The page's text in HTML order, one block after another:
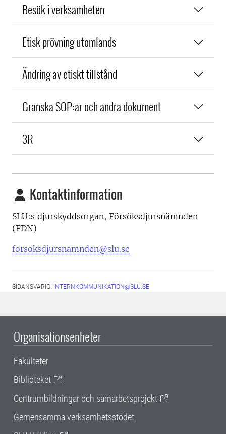
Besök i verksamheten
Etisk prövning utomlands
Ändring av etiskt tillstånd
Granska SOP:ar och andra dokument
3R
Kontaktinformation
SLU:s djurskyddsorgan, Försöksdjursnämnden
(FDN)
forsoksdjursnamnden@slu.se
SIDANSVARIG: INTERNKOMMUNIKATION@SLU.SE
Organisationsenheter
Fakulteter
Biblioteket
Centrumbildningar och samarbetsprojekt
Gemensamma verksamhetsstödet